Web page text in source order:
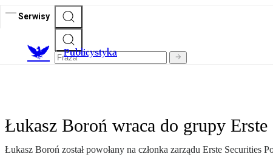
Serwisy
Publicystyka
Łukasz Boroń wraca do grupy Erste
Łukasz Boroń został powołany na członka zarządu Erste